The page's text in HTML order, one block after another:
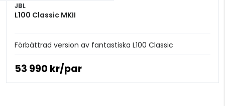
JBL
L100 Classic MKII
Förbättrad version av fantastiska L100 Classic
53 990 kr/par